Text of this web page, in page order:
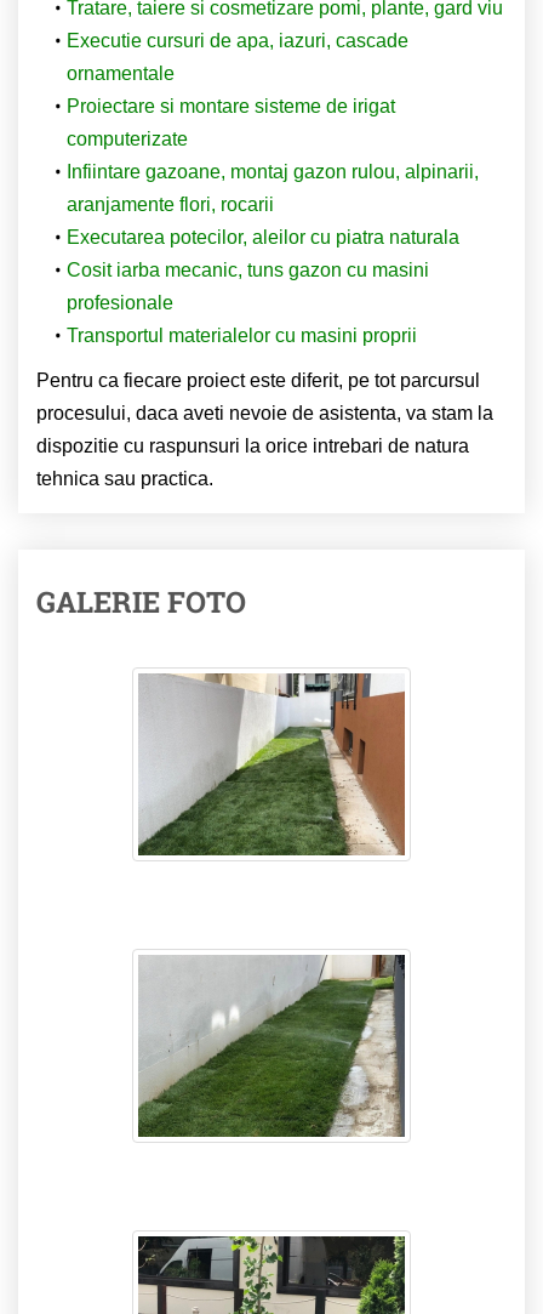
Tratare, taiere si cosmetizare pomi, plante, gard viu
Executie cursuri de apa, iazuri, cascade
ornamentale
Proiectare si montare sisteme de irigat
computerizate
Infiintare gazoane, montaj gazon rulou, alpinarii,
aranjamente flori, rocarii
Executarea potecilor, aleilor cu piatra naturala
Cosit iarba mecanic, tuns gazon cu masini
profesionale
Transportul materialelor cu masini proprii
Pentru ca fiecare proiect este diferit, pe tot parcursul
procesului, daca aveti nevoie de asistenta, va stam la
dispozitie cu raspunsuri la orice intrebari de natura
tehnica sau practica.
GALERIE FOTO